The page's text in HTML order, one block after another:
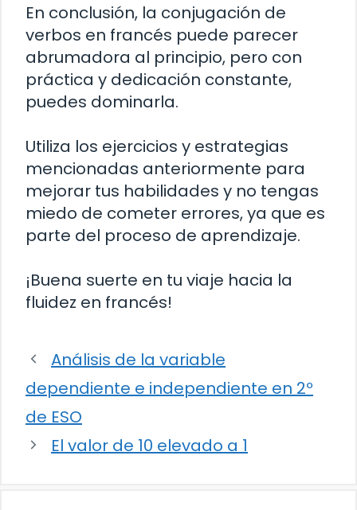
En conclusión, la conjugación de
verbos en francés puede parecer
abrumadora al principio, pero con
práctica y dedicación constante,
puedes dominarla.
Utiliza los ejercicios y estrategias
mencionadas anteriormente para
mejorar tus habilidades y no tengas
miedo de cometer errores, ya que es
parte del proceso de aprendizaje.
¡Buena suerte en tu viaje hacia la
fluidez en francés!
Análisis de la variable
dependiente e independiente en 2º
de ESO
El valor de 10 elevado a 1